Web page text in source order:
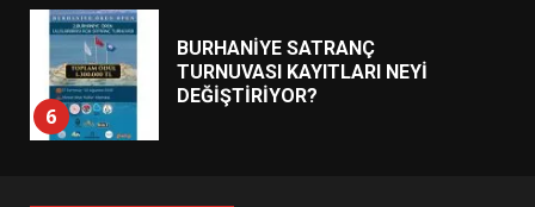
6
BURHANİYE SATRANÇ
TURNUVASI KAYITLARI NEYİ
DEĞİŞTİRİYOR?